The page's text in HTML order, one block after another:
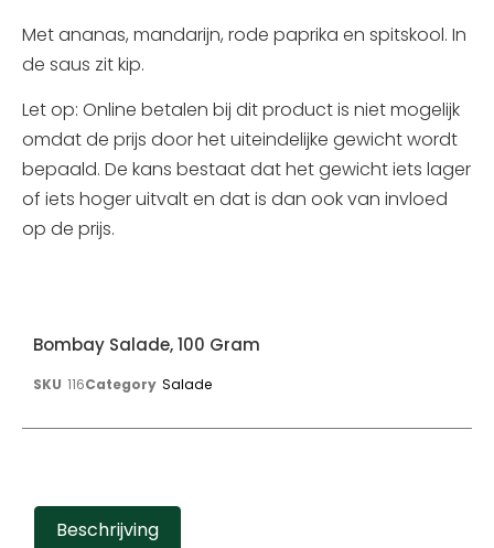
Met ananas, mandarijn, rode paprika en spitskool. In
de saus zit kip.
Let op: Online betalen bij dit product is niet mogelijk
omdat de prijs door het uiteindelijke gewicht wordt
bepaald. De kans bestaat dat het gewicht iets lager
of iets hoger uitvalt en dat is dan ook van invloed
op de prijs.
Bombay Salade, 100 Gram
SKU 116Category Salade
Beschrijving